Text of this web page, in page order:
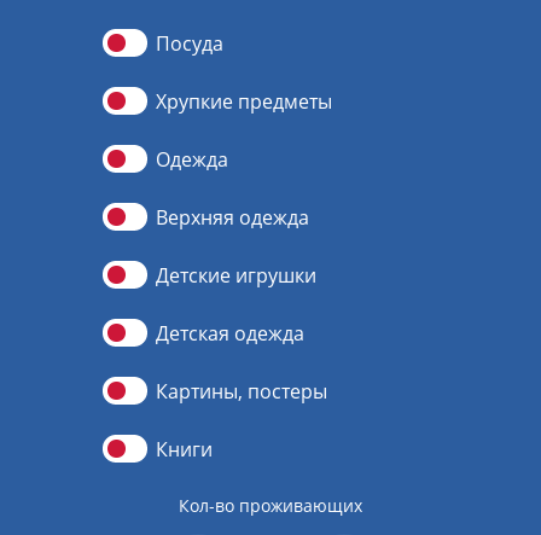
Посуда
Хрупкие предметы
Одежда
Верхняя одежда
Детские игрушки
Детская одежда
Картины, постеры
Книги
Кол-во проживающих